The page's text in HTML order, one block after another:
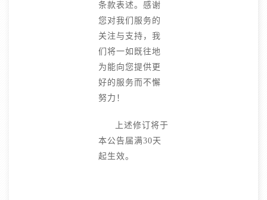
条款表述。感谢
您对我们服务的
关注与支持，我
们将一如既往地
为能向您提供更
好的服务而不懈
努力！
上述修订将于
本公告届满30天
起生效。